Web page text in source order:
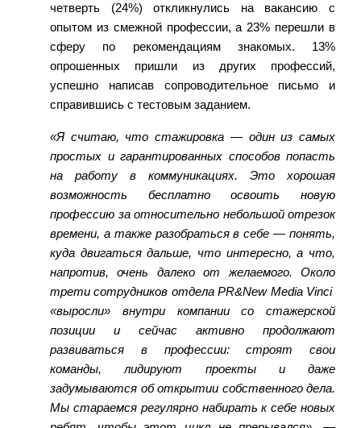
четверть (24%) откликнулись на вакансию с
опытом из смежной профессии, а 23% перешли в
сферу по рекомендациям знакомых. 13%
опрошенных пришли из других профессий,
успешно написав сопроводительное письмо и
справившись с тестовым заданием.
«Я считаю, что стажировка — один из самых
простых и гарантированных способов попасть
на работу в коммуникациях. Это хорошая
возможность бесплатно освоить новую
профессию за относительно небольшой отрезок
времени, а также разобраться в себе — понять,
куда двигаться дальше, что интересно, а что,
напротив, очень далеко от желаемого. Около
трети сотрудников отделаPR&New Media Vinci
«выросли» внутри компании со стажерской
позиции и сейчас активно продолжают
развиваться в профессии: строят свои
команды, лидируют проекты и даже
задумываются об открытии собственного дела.
Мы стараемся регулярно набирать к себе новых